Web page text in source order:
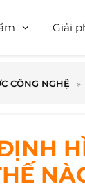
Giải
CÔNG NGHỆ